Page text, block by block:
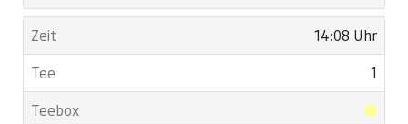
14:08 Uhr
1